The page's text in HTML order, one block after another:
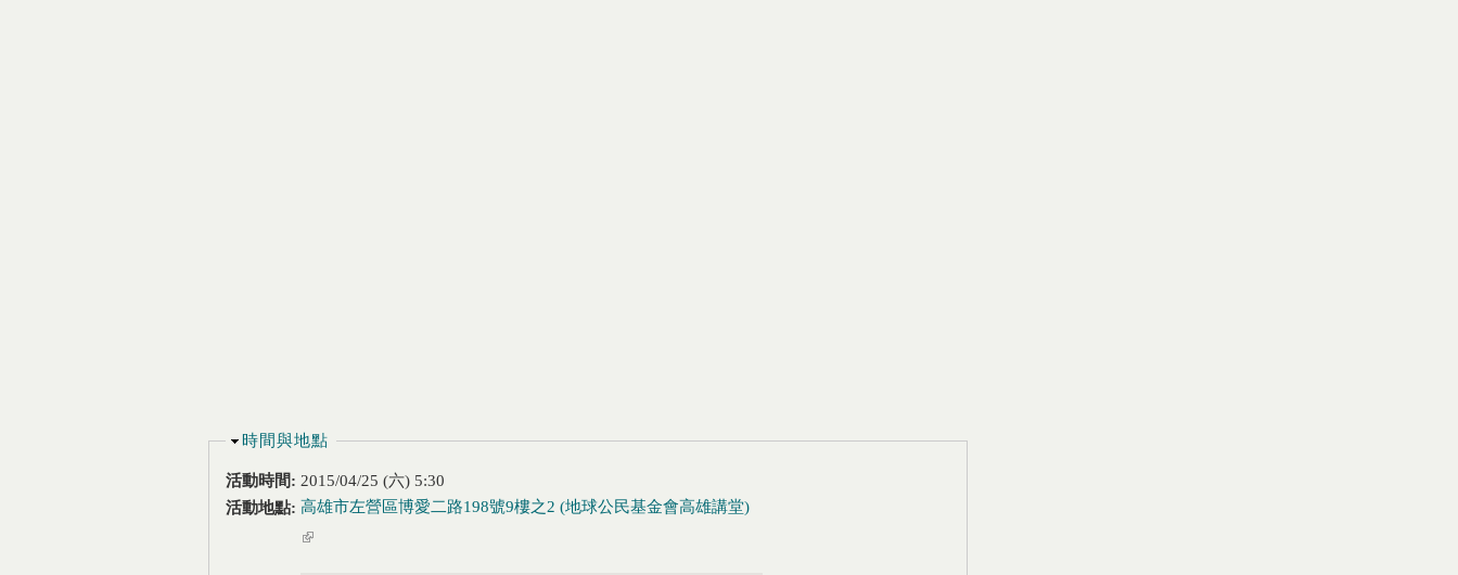
隱藏
時間與地點
活動時間: 2015/04/25 (六) 5:30
活動地點: 高雄市左營區博愛二路198號9樓之2 (地球公民基金會高雄講堂)
(link is external)